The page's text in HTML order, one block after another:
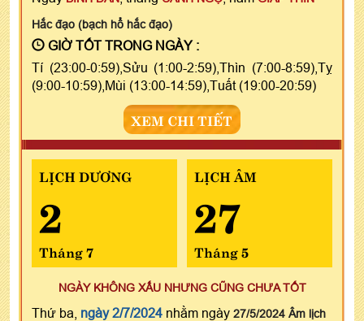
Hắc đạo (bạch hổ hắc đạo)
GIỜ TỐT TRONG NGÀY :
Tí (23:00-0:59),Sửu (1:00-2:59),Thìn (7:00-8:59),Tỵ
(9:00-10:59),Mùi (13:00-14:59),Tuất (19:00-20:59)
XEM CHI TIẾT
LỊCH DƯƠNG
2
Tháng 7
LỊCH ÂM
27
Tháng 5
NGÀY KHÔNG XẤU NHƯNG CŨNG CHƯA TỐT
Thứ ba, ngày 2/7/2024 nhằm ngày 27/5/2024 Âm lịch